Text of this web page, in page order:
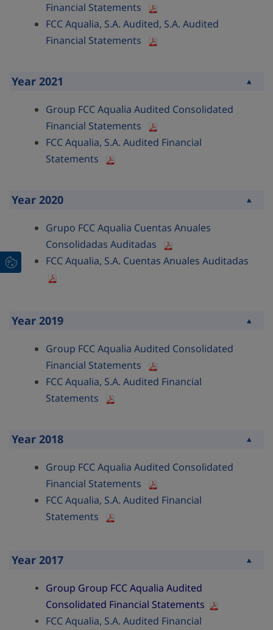
Financial Statements
FCC Aqualia, S.A. Audited, S.A. Audited
Financial Statements
Year 2021
Group FCC Aqualia Audited Consolidated
Financial Statements
FCC Aqualia, S.A. Audited Financial
Statements
Year 2020
Grupo FCC Aqualia Cuentas Anuales
Consolidadas Auditadas
FCC Aqualia, S.A. Cuentas Anuales Auditadas
Year 2019
Group FCC Aqualia Audited Consolidated
Financial Statements
FCC Aqualia, S.A. Audited Financial
Statements
Year 2018
Group FCC Aqualia Audited Consolidated
Financial Statements
FCC Aqualia, S.A. Audited Financial
Statements
Year 2017
Group Group FCC Aqualia Audited
Consolidated Financial Statements
FCC Aqualia, S.A. Audited Financial